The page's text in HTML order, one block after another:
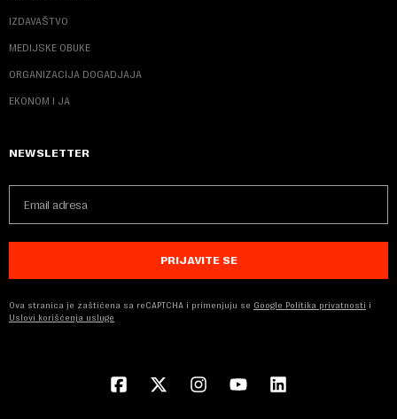
IZDAVAŠTVO
MEDIJSKE OBUKE
ORGANIZACIJA DOGADJAJA
EKONOM I JA
NEWSLETTER
PRIJAVITE SE
Ova stranica je zaštićena sa reCAPTCHA i primenjuju se Google Politika privatnosti i
Uslovi korišćenja usluge